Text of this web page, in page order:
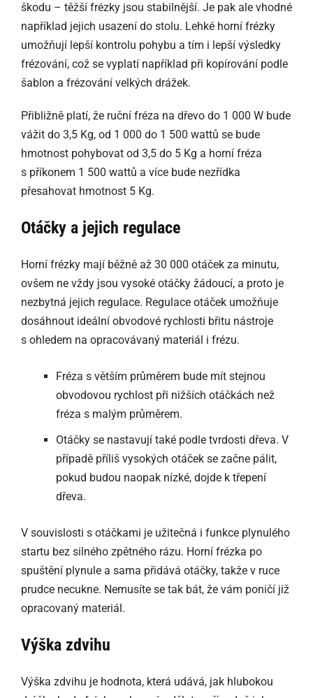
škodu – těžší frézky jsou stabilnější. Je pak ale vhodné
například jejich usazení do stolu. Lehké horní frézky
umožňují lepší kontrolu pohybu a tím i lepší výsledky
frézování, což se vyplatí například při kopírování podle
šablon a frézování velkých drážek.
Přibližně platí, že ruční fréza na dřevo do 1 000 W bude
vážit do 3,5 Kg, od 1 000 do 1 500 wattů se bude
hmotnost pohybovat od 3,5 do 5 Kg a horní fréza
s příkonem 1 500 wattů a více bude nezřídka
přesahovat hmotnost 5 Kg.
Otáčky a jejich regulace
Horní frézky mají běžně až 30 000 otáček za minutu,
ovšem ne vždy jsou vysoké otáčky žádoucí, a proto je
nezbytná jejich regulace. Regulace otáček umožňuje
dosáhnout ideální obvodové rychlosti břitu nástroje
s ohledem na opracovávaný materiál i frézu.
Fréza s větším průměrem bude mít stejnou
obvodovou rychlost při nižších otáčkách než
fréza s malým průměrem.
Otáčky se nastavují také podle tvrdosti dřeva. V
případě příliš vysokých otáček se začne pálit,
pokud budou naopak nízké, dojde k třepení
dřeva.
V souvislosti s otáčkami je užitečná i funkce plynulého
startu bez silného zpětného rázu. Horní frézka po
spuštění plynule a sama přidává otáčky, takže v ruce
prudce necukne. Nemusíte se tak bát, že vám poničí již
opracovaný materiál.
Výška zdvihu
Výška zdvihu je hodnota, která udává, jak hlubokou